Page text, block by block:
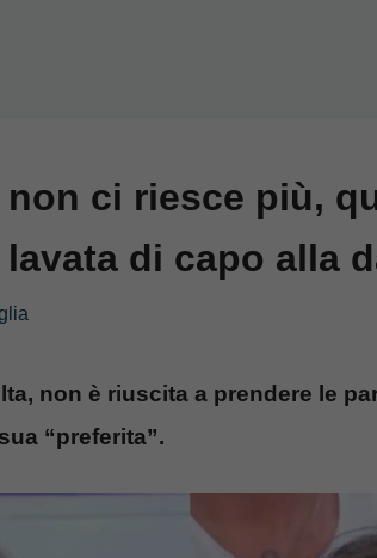
ci riesce più,
di capo alla
non è riuscita a prendere le
“preferita”.